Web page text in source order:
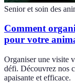
Senior et soin des
Comment
pour votre
Organiser une visite
défi. Découvrez nos
apaisante et efficace.